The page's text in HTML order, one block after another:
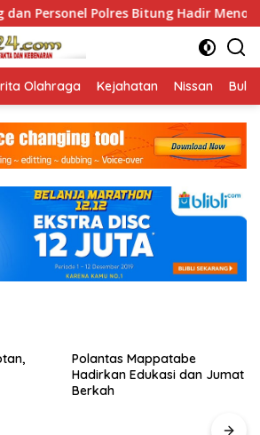
Polres Bitung Hadir Menolong
Olahraga Kejahatan Nissan
Polantas Mappatabe
Hadirkan Edukasi dan Jumat
Berkah